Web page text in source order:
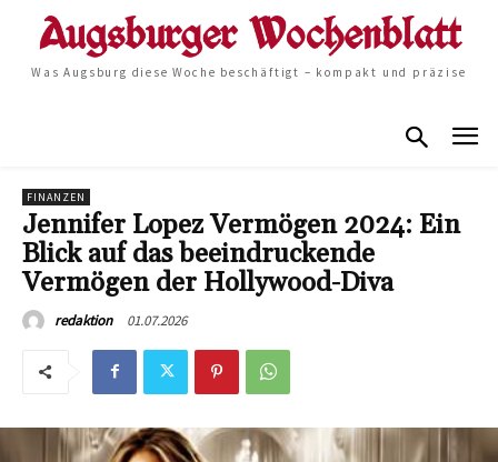
Was Augsburg diese Woche beschäftigt – kompakt und präzise
FINANZEN
Jennifer Lopez Vermögen 2024: Ein
Blick auf das beeindruckende
Vermögen der Hollywood-Diva
redaktion 01.07.2026